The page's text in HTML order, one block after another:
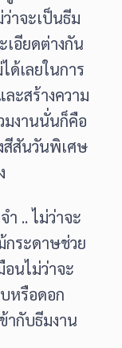
าจะเป็นธีม
เอียดต่างกัน
ด้เลยในการ
ะสร้างความ
มงานนั่นก็คือ
สีสันวันพิเศษ
.. ไม่ว่าจะ
กระดาษช่วย
นไม่ว่าจะ
หรือดอก
ากับธีมงาน